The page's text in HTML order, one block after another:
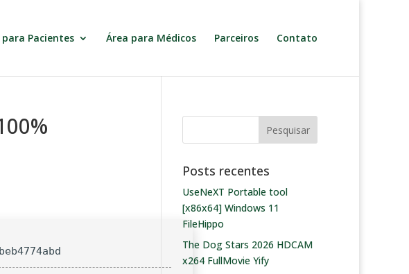
para Pacientes Área para Médicos Parceiros Contato
Posts recentes
UseNeXT Portable tool
[x86x64] Windows 11
FileHippo
The Dog Stars 2026 HDCAM
x264 FullMovie Yify